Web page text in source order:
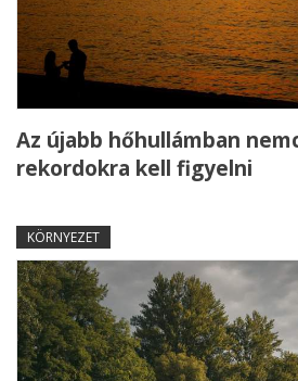
Az újabb hőhullámban
rekordokra kell figyelni
KÖRNYEZET